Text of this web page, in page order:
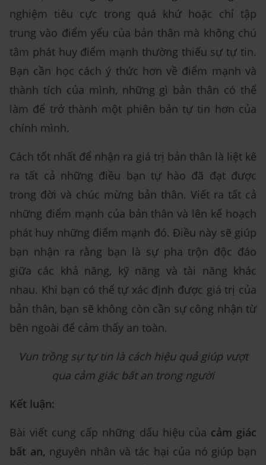
nghiệm tiêu cực trong quá khứ hoặc chỉ tập
trung vào điểm yếu của bản thân mà không chú
tâm phát huy điểm mạnh thường thiếu sự tự tin.
Bạn cần học cách ý thức hơn về điểm mạnh và
thành tích của mình, những gì bản thân có thể
làm để trở thành một phiên bản tự tin hơn của
chính mình.
Cách tốt nhất để nhận ra giá trị bản thân là liệt kê
ra tất cả những điều bạn tự hào đã đạt được
trong đời và chúc mừng bản thân. Viết ra tất cả
những điểm mạnh của bản thân và lên kế hoạch
phát huy những điểm mạnh đó. Điều này sẽ giúp
bạn nhận ra rằng bạn là sự pha trộn độc đáo
giữa các khả năng, kỹ năng và tài năng khác
nhau. Khi bạn có thể tự xác định được giá trị của
bản thân, bạn sẽ không còn cần sự công nhận từ
bên ngoài để cảm thấy an toàn.
Vun trồng sự tự tin là cách hiệu quả giúp vượt
qua cảm giác bất an trong người
Kết luận:
Bài viết cung cấp những dấu hiệu của cảm giác
bất an, nguyên nhân và tác hại của nó giúp bạn